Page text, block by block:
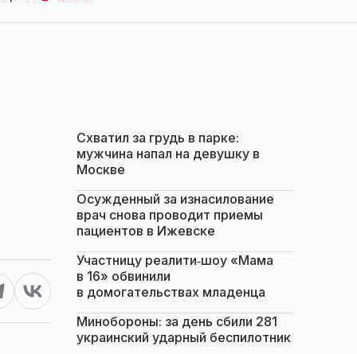
Схватил за грудь в парке:
мужчина напал на девушку в
Москве
Осужденный за изнасилование
врач снова проводит приемы
пациентов в Ижевске
Участницу реалити‑шоу «Мама
в 16» обвинили
в домогательствах младенца
Минобороны: за день сбили 281
украинский ударный беспилотник